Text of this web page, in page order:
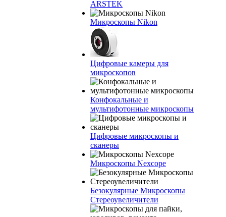
ARSTEK
Микроскопы Nikon
Цифровые камеры для
микроскопов
Конфокальные и
мультифотонные микроскопы
Цифровые микроскопы и
сканеры
Микроскопы Nexcope
Безокулярные Микроскопы
Стереоувеличители